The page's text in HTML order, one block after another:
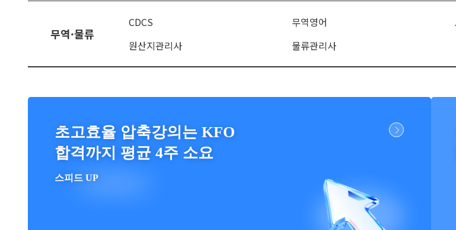
무역·물류
CDCS 무역영어
원산지관리사
물류관리사
초고효율 압축강의는 KFO
합격까지 평균 4주 소요
스피드 UP